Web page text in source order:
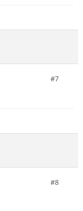
#7
#8